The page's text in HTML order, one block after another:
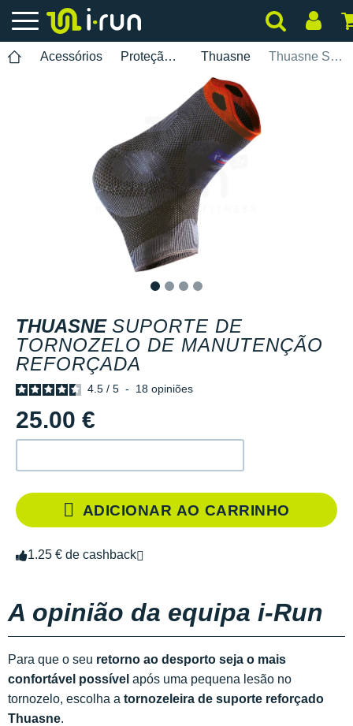
Acessórios Proteção muscular & articular Thuasne Thuasne Suporte de Tornozelo de Manutenção Reforçada
THUASNE SUPORTE DE
TORNOZELO DE MANUTENÇÃO
REFORÇADA
4.5 / 5 - 18 opiniões
25.00 €
ADICIONAR AO CARRINHO
1.25 € de cashback
A opinião da equipa i-Run
Para que o seu retorno ao desporto seja o mais
confortável possível após uma pequena lesão no
tornozelo, escolha a tornozeleira de suporte reforçado
Thuasne.